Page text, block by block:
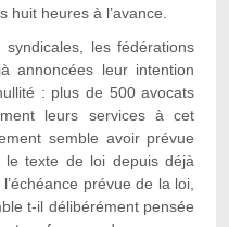
heures à l’avance.
les fédérations
annoncées leur intention
: plus de 500 avocats
leurs services à cet
semble avoir prévue
le texte de loi depuis déjà
prévue de la loi,
t-il délibérément pensée